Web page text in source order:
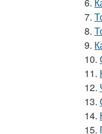
7.
8.
9.
10.
11.
12.
13.
14.
15.